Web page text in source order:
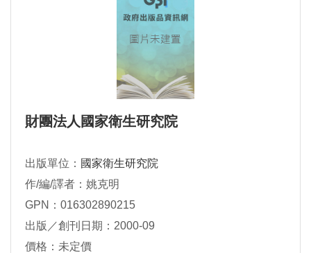
財團法人國家衛生研究院
出版單位： 國家衛生研究院
作/編/譯者：姚克明
GPN：016302890215
出版／創刊日期：2000-09
價格：未定價